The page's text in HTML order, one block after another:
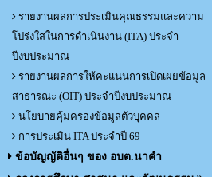
รายงานผลการประเมินคุณธรรมและความ
โปร่งใสในการดำเนินงาน (ITA) ประจำ
ปีงบประมาณ
รายงานผลการให้คะแนนการเปิดเผยข้อมูล
สาธารณะ (OIT) ประจำปีงบประมาณ
นโยบายคุ้มครองข้อมูลตัวบุคคล
การประเมิน ITA ประจำปี 69
ข้อบัญญัติอื่นๆ ของ อบต.นาคำ